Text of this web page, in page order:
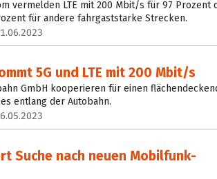
vermelden LTE mit 200 Mbit/s für 97 Prozent
für andere fahrgaststarke Strecken.
5G und LTE mit 200 Mbit/s
GmbH kooperieren für einen
entlang der Autobahn.
Suche nach neuen Mobilfunk­